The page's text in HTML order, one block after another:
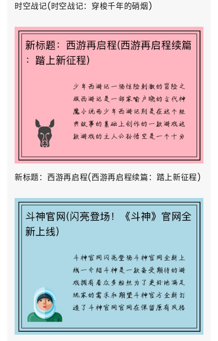
时空战记(时空战记：穿梭千年的硝烟)
新标题：西游再启程(西游再启程续篇：踏上新征程)